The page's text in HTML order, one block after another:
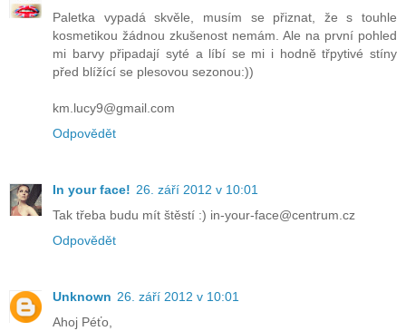
Paletka vypadá skvěle, musím se přiznat, že s touhle
kosmetikou žádnou zkušenost nemám. Ale na první pohled
mi barvy připadají syté a líbí se mi i hodně třpytivé stíny
před blížící se plesovou sezonou:))
km.lucy9@gmail.com
Odpovědět
In your face! 26. září 2012 v 10:01
Tak třeba budu mít štěstí :) in-your-face@centrum.cz
Odpovědět
Unknown 26. září 2012 v 10:01
Ahoj Péťo,